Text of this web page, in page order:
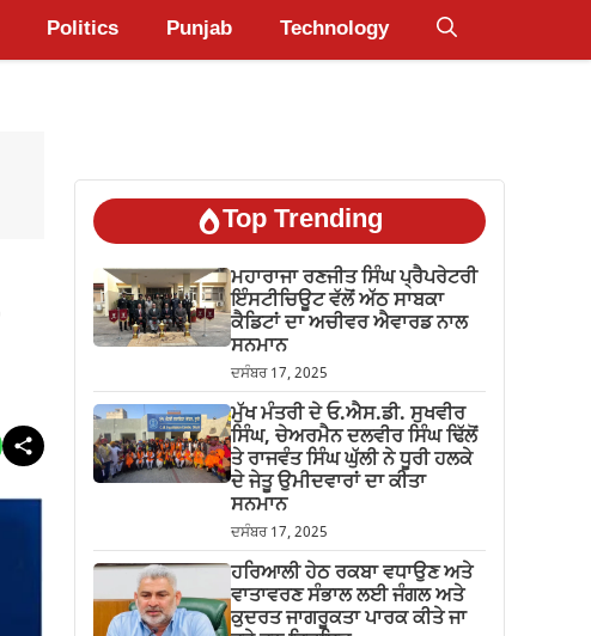
Politics Punjab Technology
Top Trending
ਮਹਾਰਾਜਾ ਰਣਜੀਤ ਸਿੰਘ ਪ੍ਰੈਪਰੇਟਰੀ
ਇੰਸਟੀਚਿਊਟ ਵੱਲੋਂ ਅੱਠ ਸਾਬਕਾ
ਕੈਡਿਟਾਂ ਦਾ ਅਚੀਵਰ ਐਵਾਰਡ ਨਾਲ
ਸਨਮਾਨ
ਦਸੰਬਰ 17, 2025
ਮੁੱਖ ਮੰਤਰੀ ਦੇ ਓ.ਐਸ.ਡੀ. ਸੁਖਵੀਰ
ਸਿੰਘ, ਚੇਅਰਮੈਨ ਦਲਵੀਰ ਸਿੰਘ ਢਿੱਲੋਂ
ਤੇ ਰਾਜਵੰਤ ਸਿੰਘ ਘੁੱਲੀ ਨੇ ਧੂਰੀ ਹਲਕੇ
ਦੇ ਜੇਤੂ ਉਮੀਦਵਾਰਾਂ ਦਾ ਕੀਤਾ
ਸਨਮਾਨ
ਦਸੰਬਰ 17, 2025
ਹਰਿਆਲੀ ਹੇਠ ਰਕਬਾ ਵਧਾਉਣ ਅਤੇ
ਵਾਤਾਵਰਣ ਸੰਭਾਲ ਲਈ ਜੰਗਲ ਅਤੇ
ਕੁਦਰਤ ਜਾਗਰੂਕਤਾ ਪਾਰਕ ਕੀਤੇ ਜਾ